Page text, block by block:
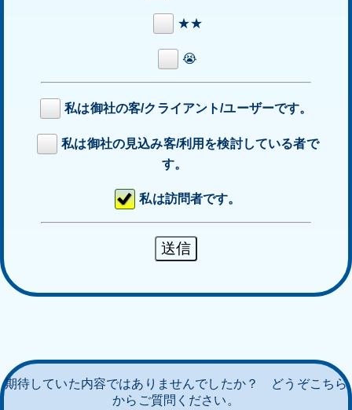
★★
😭
私は御社の客/クライアント/ユーザーです。
私は御社の見込み客/利用を検討している者で
す。
私は訪問者です。
期待していた内容ではありませんでしたか？ どうぞこちら
からご質問ください。